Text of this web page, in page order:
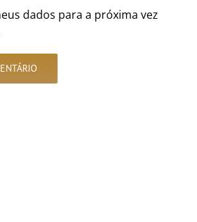
dados para a próxima vez